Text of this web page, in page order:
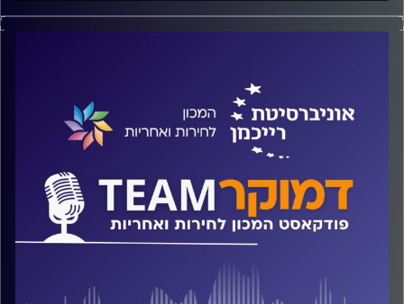
פודקאסט המכון לחירות ואחריות באוניברסיטת רייכמן
משותפים לנשות ראשי הממשלה? האם עיתונאים הרשו
לעצמם לכתוב על ציפי לבני דברים שהם לא היו כותבים על
מועמדים גברים לראשות הממשלה? על כל אלה ועוד ישוחח
ד"ר חיים וייצמן עם ד"ר אילן בן עמי
קרדיט תמונות: המכון לחירות ואחריות